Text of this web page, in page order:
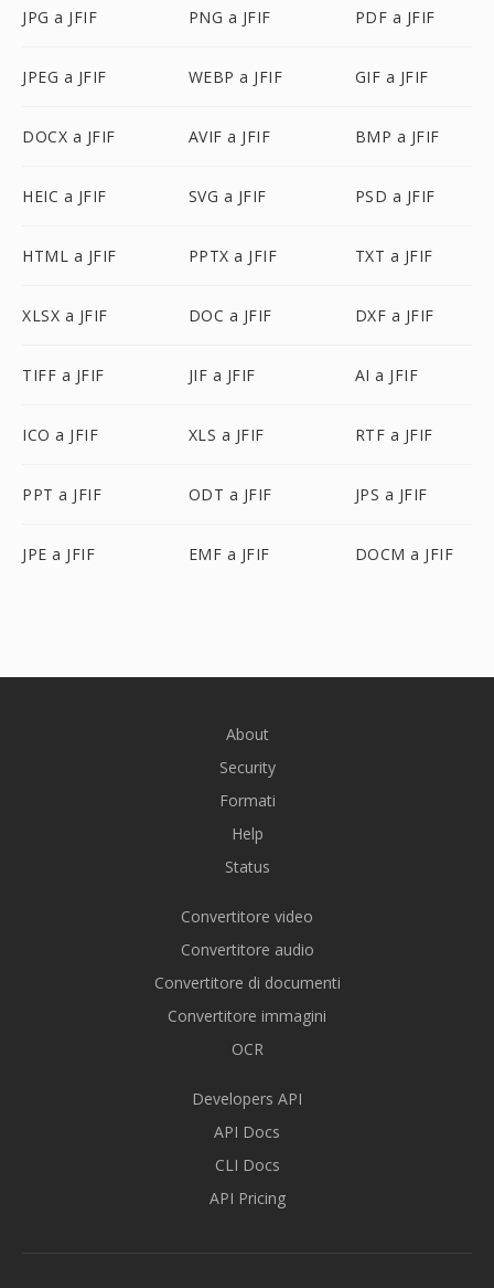
JPG a JFIF PNG a JFIF PDF a JFIF
JPEG a JFIF WEBP a JFIF GIF a JFIF
DOCX a JFIF AVIF a JFIF BMP a JFIF
HEIC a JFIF SVG a JFIF PSD a JFIF
HTML a JFIF PPTX a JFIF TXT a JFIF
XLSX a JFIF DOC a JFIF DXF a JFIF
TIFF a JFIF JIF a JFIF AI a JFIF
ICO a JFIF XLS a JFIF RTF a JFIF
PPT a JFIF ODT a JFIF JPS a JFIF
JPE a JFIF EMF a JFIF DOCM a JFIF
About
Security
Formati
Help
Status
Convertitore video
Convertitore audio
Convertitore di documenti
Convertitore immagini
OCR
Developers API
API Docs
CLI Docs
API Pricing